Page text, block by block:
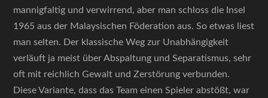
mannigfaltig und verwirrend, aber man schloss die Insel
1965 aus der Malaysischen Föderation aus. So etwas liest
man selten. Der klassische Weg zur Unabhängigkeit
verläuft ja meist über Abspaltung und Separatismus, sehr
oft mit reichlich Gewalt und Zerstörung verbunden.
Diese Variante, dass das Team einen Spieler abstößt, war